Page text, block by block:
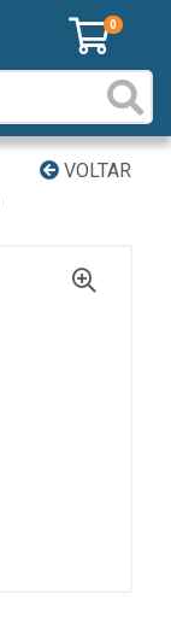
0
VOLTAR